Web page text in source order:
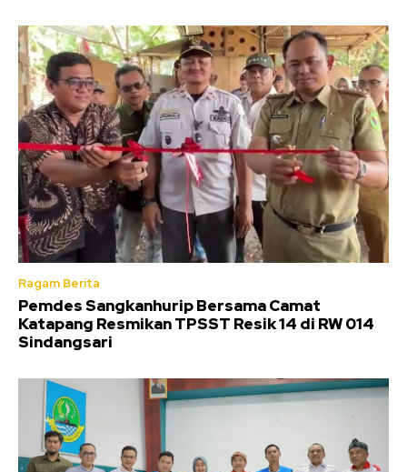
Ragam Berita
Pemdes Sangkanhurip Bersama Camat
Katapang Resmikan TPSST Resik 14 di RW 014
Sindangsari